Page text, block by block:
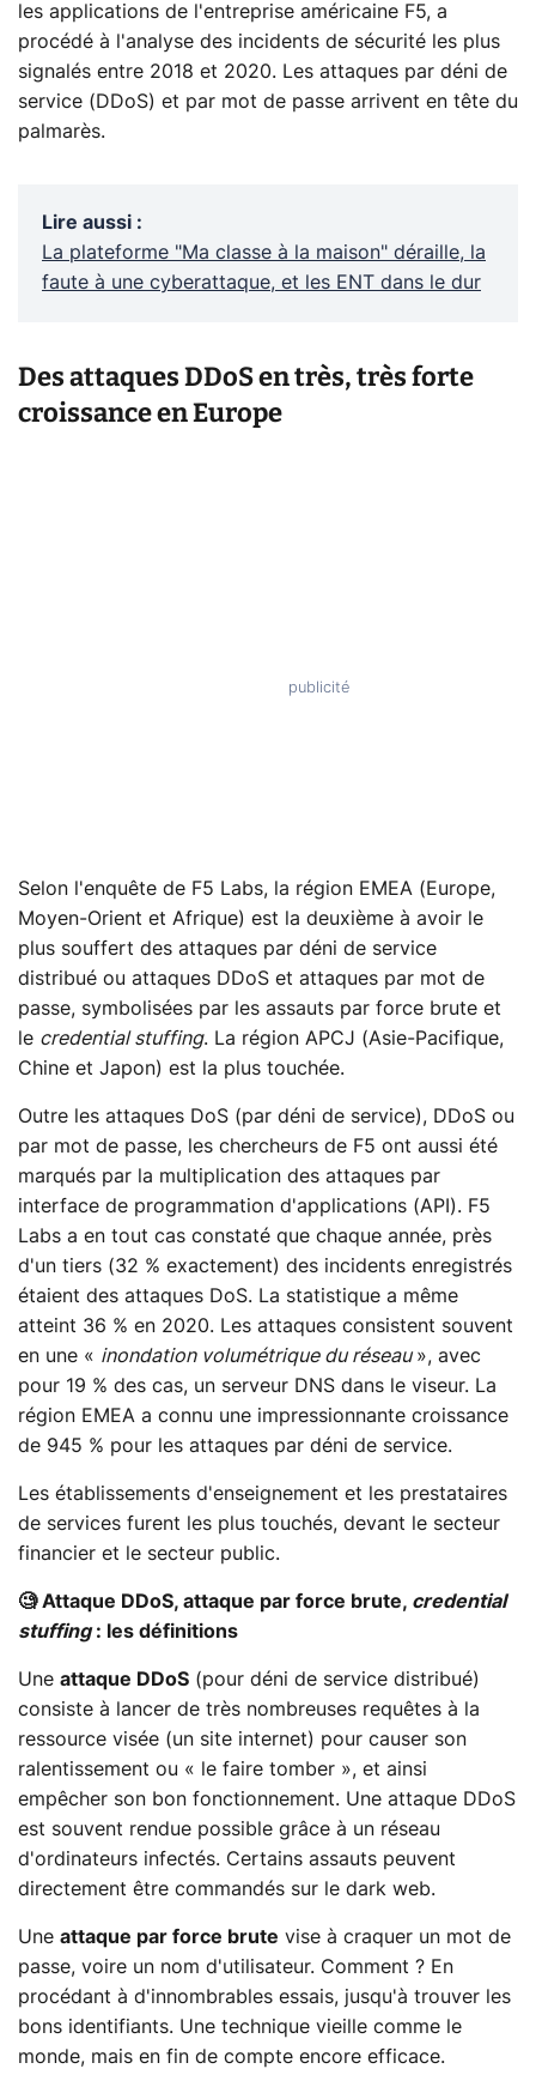
les applications de l'entreprise américaine F5, a
procédé à l'analyse des incidents de sécurité les plus
signalés entre 2018 et 2020. Les attaques par déni de
service (DDoS) et par mot de passe arrivent en tête du
palmarès.
Lire aussi :
La plateforme "Ma classe à la maison" déraille, la
faute à une cyberattaque, et les ENT dans le dur
Des attaques DDoS en très, très forte
croissance en Europe
Selon l'enquête de F5 Labs, la région EMEA (Europe,
Moyen-Orient et Afrique) est la deuxième à avoir le
plus souffert des attaques par déni de service
distribué ou attaques DDoS et attaques par mot de
passe, symbolisées par les assauts par force brute et
le credential stuffing. La région APCJ (Asie-Pacifique,
Chine et Japon) est la plus touchée.
Outre les attaques DoS (par déni de service), DDoS ou
par mot de passe, les chercheurs de F5 ont aussi été
marqués par la multiplication des attaques par
interface de programmation d'applications (API). F5
Labs a en tout cas constaté que chaque année, près
d'un tiers (32 % exactement) des incidents enregistrés
étaient des attaques DoS. La statistique a même
atteint 36 % en 2020. Les attaques consistent souvent
en une « inondation volumétrique du réseau», avec
pour 19 % des cas, un serveur DNS dans le viseur. La
région EMEA a connu une impressionnante croissance
de 945 % pour les attaques par déni de service.
Les établissements d'enseignement et les prestataires
de services furent les plus touchés, devant le secteur
financier et le secteur public.
🧐 Attaque DDoS, attaque par force brute, credential
stuffing: les définitions
Une attaque DDoS (pour déni de service distribué)
consiste à lancer de très nombreuses requêtes à la
ressource visée (un site internet) pour causer son
ralentissement ou « le faire tomber », et ainsi
empêcher son bon fonctionnement. Une attaque DDoS
est souvent rendue possible grâce à un réseau
d'ordinateurs infectés. Certains assauts peuvent
directement être commandés sur le dark web.
Une attaque par force brute vise à craquer un mot de
passe, voire un nom d'utilisateur. Comment ? En
procédant à d'innombrables essais, jusqu'à trouver les
bons identifiants. Une technique vieille comme le
monde, mais en fin de compte encore efficace.